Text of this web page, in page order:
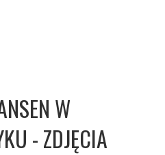
W
- ZDJĘCIA